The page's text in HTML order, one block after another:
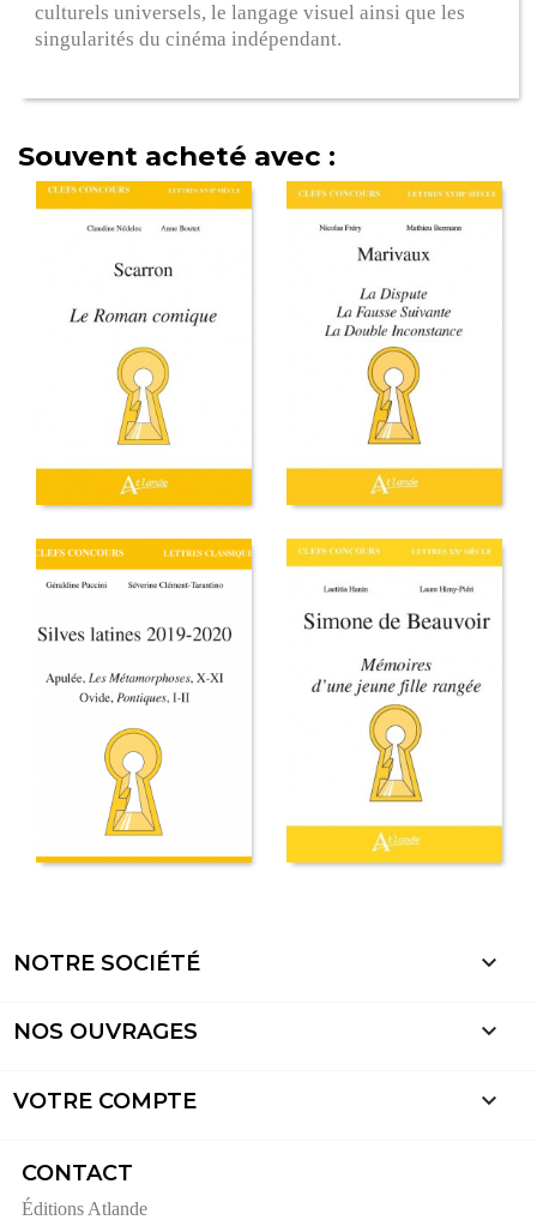
culturels universels, le langage visuel ainsi que les
singularités du cinéma indépendant.
Souvent acheté avec :
NOTRE SOCIÉTÉ 
NOS OUVRAGES 
VOTRE COMPTE 
CONTACT
Éditions Atlande